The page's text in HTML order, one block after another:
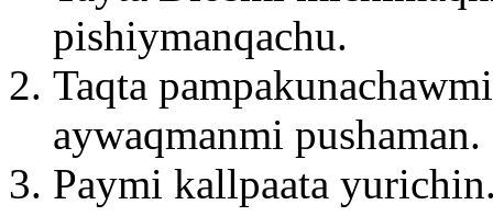
pishiymanqachu.
Taqta
aywaqmanmi pushaman.
Paymi kallpaata